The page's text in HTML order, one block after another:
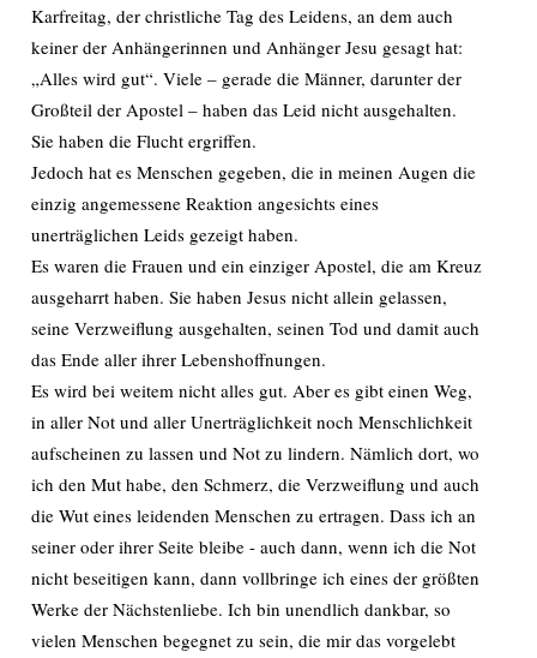
Karfreitag, der christliche Tag des Leidens, an dem auch
keiner der Anhängerinnen und Anhänger Jesu gesagt hat:
„Alles wird gut“. Viele – gerade die Männer, darunter der
Großteil der Apostel – haben das Leid nicht ausgehalten.
Sie haben die Flucht ergriffen.
Jedoch hat es Menschen gegeben, die in meinen Augen die
einzig angemessene Reaktion angesichts eines
unerträglichen Leids gezeigt haben.
Es waren die Frauen und ein einziger Apostel, die am Kreuz
ausgeharrt haben. Sie haben Jesus nicht allein gelassen,
seine Verzweiflung ausgehalten, seinen Tod und damit auch
das Ende aller ihrer Lebenshoffnungen.
Es wird bei weitem nicht alles gut. Aber es gibt einen Weg,
in aller Not und aller Unerträglichkeit noch Menschlichkeit
aufscheinen zu lassen und Not zu lindern. Nämlich dort, wo
ich den Mut habe, den Schmerz, die Verzweiflung und auch
die Wut eines leidenden Menschen zu ertragen. Dass ich an
seiner oder ihrer Seite bleibe - auch dann, wenn ich die Not
nicht beseitigen kann, dann vollbringe ich eines der größten
Werke der Nächstenliebe. Ich bin unendlich dankbar, so
vielen Menschen begegnet zu sein, die mir das vorgelebt